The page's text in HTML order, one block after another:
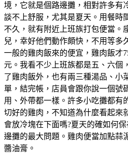
境，它就是個路邊攤，相對許多有
談不上舒服，尤其是夏天。用餐時
不久，就有附近上班族打包便當。
兒，幸好他們動作頗快，不用等多
一般的雞肉飯來的便宜，雞肉飯才
元。我看不少上班族都是五、六個
了雞肉飯外，也有兩三種湯品、小
單，結完帳，店員會跟你說一個號
用、外帶都一樣。許多小吃攤都有
切好的雞肉，不知道為什麼看起來
會放冷塊在下面嗎?夏天的確如何
邊攤的最大問題。雞肉便當加點蒜
醬油膏。